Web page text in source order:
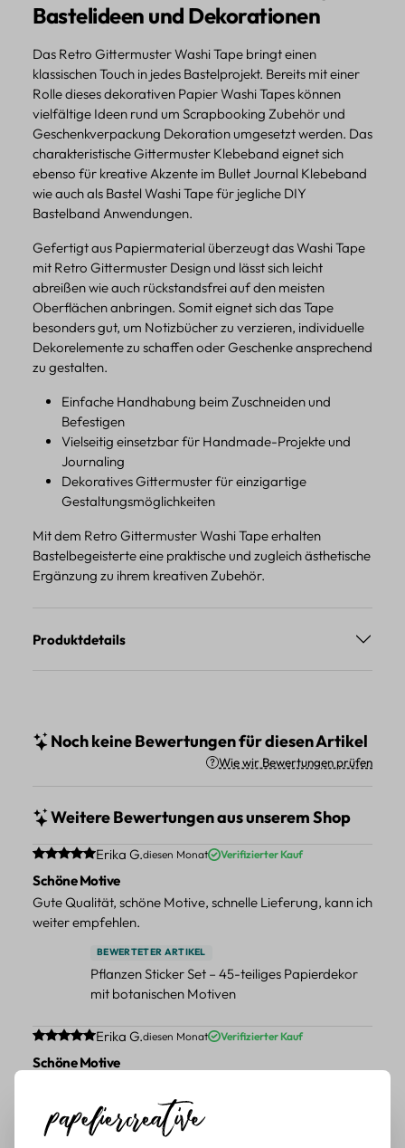
Bastelideen und Dekorationen
Das Retro Gittermuster Washi Tape bringt einen
klassischen Touch in jedes Bastelprojekt. Bereits mit einer
Rolle dieses dekorativen Papier Washi Tapes können
vielfältige Ideen rund um Scrapbooking Zubehör und
Geschenkverpackung Dekoration umgesetzt werden. Das
charakteristische Gittermuster Klebeband eignet sich
ebenso für kreative Akzente im Bullet Journal Klebeband
wie auch als Bastel Washi Tape für jegliche DIY
Bastelband Anwendungen.
Gefertigt aus Papiermaterial überzeugt das Washi Tape
mit Retro Gittermuster Design und lässt sich leicht
abreißen wie auch rückstandsfrei auf den meisten
Oberflächen anbringen. Somit eignet sich das Tape
besonders gut, um Notizbücher zu verzieren, individuelle
Dekorelemente zu schaffen oder Geschenke ansprechend
zu gestalten.
Einfache Handhabung beim Zuschneiden und
Befestigen
Vielseitig einsetzbar für Handmade-Projekte und
Journaling
Dekoratives Gittermuster für einzigartige
Gestaltungsmöglichkeiten
Mit dem Retro Gittermuster Washi Tape erhalten
Bastelbegeisterte eine praktische und zugleich ästhetische
Ergänzung zu ihrem kreativen Zubehör.
Produktdetails
Noch keine Bewertungen für diesen Artikel
Wie wir Bewertungen prüfen
Weitere Bewertungen aus unserem Shop
Durchschnittliche Bewertung von 5 von 5 Sternen
Erika G.diesen Monat Verifizierter Kauf
Schöne Motive
Gute Qualität, schöne Motive, schnelle Lieferung, kann ich
weiter empfehlen.
BEWERTETER ARTIKEL
Pflanzen Sticker Set – 45-teiliges Papierdekor
mit botanischen Motiven
Durchschnittliche Bewertung von 5 von 5 Sternen
Erika G.diesen Monat Verifizierter Kauf
Schöne Motive
würde sie wieder kaufen.
BEWERTETER ARTIKEL